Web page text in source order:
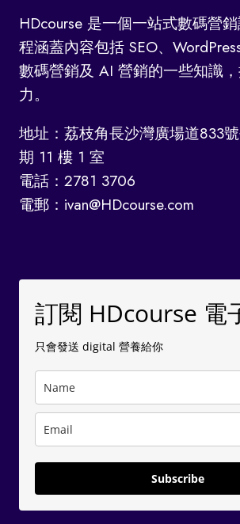
FREQUENCY
模
式)
HDcourse 是一個一站式數碼營
程涵蓋內容包括 SEO、
數碼營銷及 AI 營銷的一些知識
力。
地址：荔枝角長沙灣廣場道833
期 11 樓 1 室
電話：2781 3706
電郵：ivan@HDcourse.com
訂閱 HDcourse 電
只會發送 digital 營養給你
Subscribe